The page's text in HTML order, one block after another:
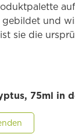
und
sie die
75ml in